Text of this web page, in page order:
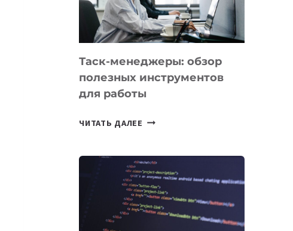
ИСКУССТВЕННОМУ
ИНТЕЛЛЕКТУ
Таск-менеджеры: обзор
полезных инструментов
для работы
ЧИТАТЬ ДАЛЕЕ ТАСК-
ПОЛЕЗНЫХ
ИНСТРУМЕНТОВ
ДЛЯ
РАБОТЫ